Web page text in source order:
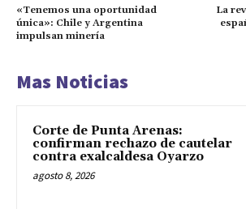
«Tenemos una oportunidad
única»: Chile y Argentina
impulsan minería
La
Mas Noticias
Corte de Punta Arenas:
confirman rechazo de cautelar
contra exalcaldesa Oyarzo
agosto 8, 2026